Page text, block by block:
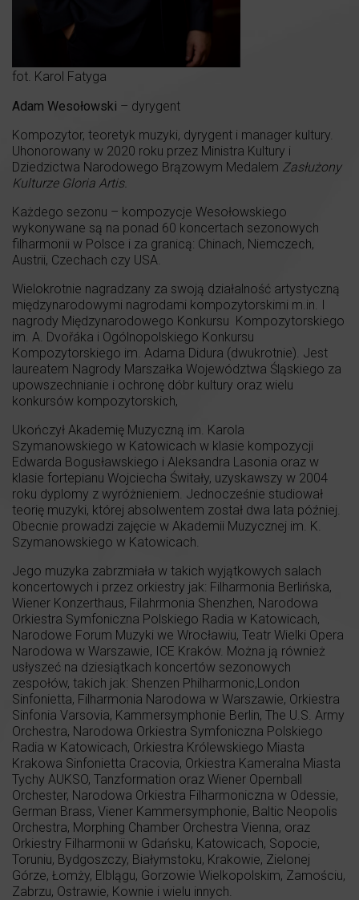
fot. Karol Fatyga
Adam Wesołowski – dyrygent
Kompozytor, teoretyk muzyki, dyrygent i manager kultury.
Uhonorowany w 2020 roku przez Ministra Kultury i
Dziedzictwa Narodowego Brązowym Medalem Zasłużony
Kulturze Gloria Artis.
Każdego sezonu – kompozycje Wesołowskiego
wykonywane są na ponad 60 koncertach sezonowych
filharmonii w Polsce i za granicą: Chinach, Niemczech,
Austrii, Czechach czy USA.
Wielokrotnie nagradzany za swoją działalność artystyczną
międzynarodowymi nagrodami kompozytorskimi m.in. I
nagrody Międzynarodowego Konkursu Kompozytorskiego
im. A. Dvořáka i Ogólnopolskiego Konkursu
Kompozytorskiego im. Adama Didura (dwukrotnie). Jest
laureatem Nagrody Marszałka Województwa Śląskiego za
upowszechnianie i ochronę dóbr kultury oraz wielu
konkursów kompozytorskich,
Ukończył Akademię Muzyczną im. Karola
Szymanowskiego w Katowicach w klasie kompozycji
Edwarda Bogusławskiego i Aleksandra Lasonia oraz w
klasie fortepianu Wojciecha Świtały, uzyskawszy w 2004
roku dyplomy z wyróżnieniem. Jednocześnie studiował
teorię muzyki, której absolwentem został dwa lata później.
Obecnie prowadzi zajęcie w Akademii Muzycznej im. K.
Szymanowskiego w Katowicach.
Jego muzyka zabrzmiała w takich wyjątkowych salach
koncertowych i przez orkiestry jak: Filharmonia Berlińska,
Wiener Konzerthaus, Filahrmonia Shenzhen, Narodowa
Orkiestra Symfoniczna Polskiego Radia w Katowicach,
Narodowe Forum Muzyki we Wrocławiu, Teatr Wielki Opera
Narodowa w Warszawie, ICE Kraków. Można ją również
usłyszeć na dziesiątkach koncertów sezonowych
zespołów, takich jak: Shenzen Philharmonic,London
Sinfonietta, Filharmonia Narodowa w Warszawie, Orkiestra
Sinfonia Varsovia, Kammersymphonie Berlin, The U.S. Army
Orchestra, Narodowa Orkiestra Symfoniczna Polskiego
Radia w Katowicach, Orkiestra Królewskiego Miasta
Krakowa Sinfonietta Cracovia, Orkiestra Kameralna Miasta
Tychy AUKSO, Tanzformation oraz Wiener Opernball
Orchester, Narodowa Orkiestra Filharmoniczna w Odessie,
German Brass, Viener Kammersymphonie, Baltic Neopolis
Orchestra, Morphing Chamber Orchestra Vienna, oraz
Orkiestry Filharmonii w Gdańsku, Katowicach, Sopocie,
Toruniu, Bydgoszczy, Białymstoku, Krakowie, Zielonej
Górze, Łomży, Elblągu, Gorzowie Wielkopolskim, Zamościu,
Zabrzu, Ostrawie, Kownie i wielu innych.